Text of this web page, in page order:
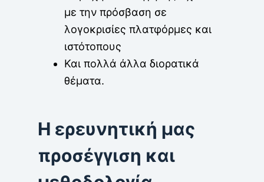
με την πρόσβαση σε
λογοκρισίες πλατφόρμες και
ιστότοπους
Και πολλά άλλα διορατικά
θέματα.
Η ερευνητική μας
προσέγγιση και